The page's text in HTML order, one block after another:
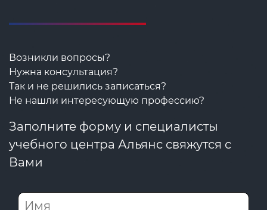
Возникли вопросы?
Нужна консультация?
Так и не решились записаться?
Не нашли интересующую профессию?
Заполните форму и специалисты
учебного центра Альянс свяжутся с
Вами